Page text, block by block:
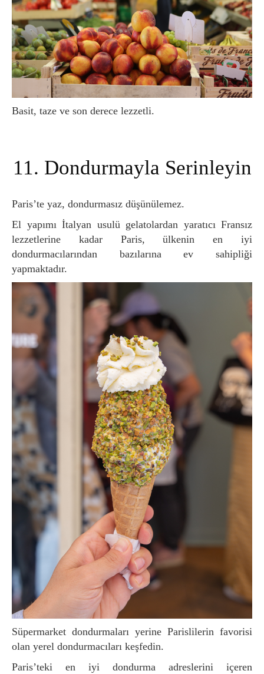
Basit, taze ve son derece lezzetli.
11. Dondurmayla Serinleyin
Paris’te yaz, dondurmasız düşünülemez.
El yapımı İtalyan usulü gelatolardan yaratıcı Fransız
lezzetlerine kadar Paris, ülkenin en iyi
dondurmacılarından bazılarına ev sahipliği
yapmaktadır.
Süpermarket dondurmaları yerine Parislilerin favorisi
olan yerel dondurmacıları keşfedin.
Paris’teki en iyi dondurma adreslerini içeren